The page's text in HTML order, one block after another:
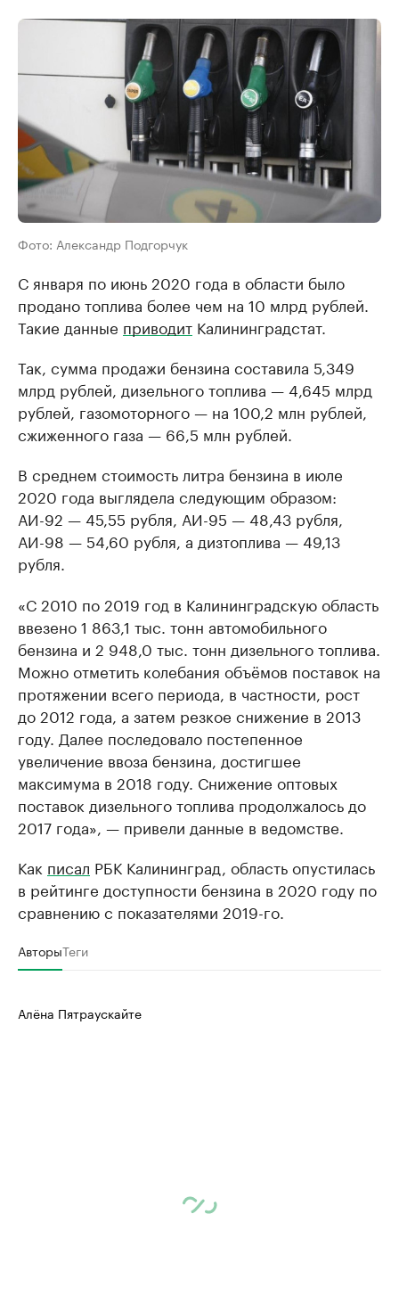
Фото: Александр Подгорчук
С января по июнь 2020 года в области было
продано топлива более чем на 10 млрд рублей.
Такие данные приводит Калининградстат.
Так, сумма продажи бензина составила 5,349
млрд рублей, дизельного топлива — 4,645 млрд
рублей, газомоторного — на 100,2 млн рублей,
сжиженного газа — 66,5 млн рублей.
В среднем стоимость литра бензина в июле
2020 года выглядела следующим образом:
АИ-92 — 45,55 рубля, АИ-95 — 48,43 рубля,
АИ-98 — 54,60 рубля, а дизтоплива — 49,13
рубля.
«С 2010 по 2019 год в Калининградскую область
ввезено 1 863,1 тыс. тонн автомобильного
бензина и 2 948,0 тыс. тонн дизельного топлива.
Можно отметить колебания объёмов поставок на
протяжении всего периода, в частности, рост
до 2012 года, а затем резкое снижение в 2013
году. Далее последовало постепенное
увеличение ввоза бензина, достигшее
максимума в 2018 году. Снижение оптовых
поставок дизельного топлива продолжалось до
2017 года», — привели данные в ведомстве.
Как писал РБК Калининград, область опустилась
в рейтинге доступности бензина в 2020 году по
сравнению с показателями 2019-го.
АвторыТеги
Алёна Пятраускайте